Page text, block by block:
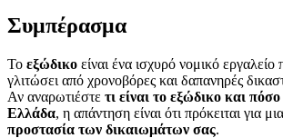
Συμπέρασμα
Το εξώδικο είναι ένα ισχυρό νομικό
γλιτώσει από χρονοβόρες και δαπανηρές
Αν αναρωτιέστε τι είναι το εξώδικο και
Ελλάδα, η απάντηση είναι ότι πρόκειται για μια
προστασία των δικαιωμάτων σας.